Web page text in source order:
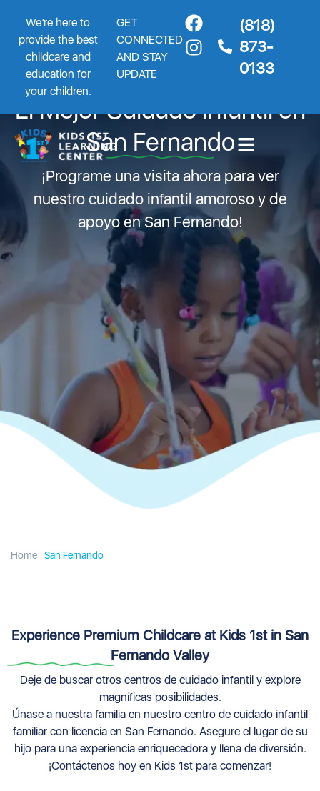
We’re here to
provide the best
childcare and
education for
your children.
GET
CONNECTED
AND STAY
UPDATE
(818)
873-
0133
El Mejor Cuidado Infantil en
San Fernando
¡Programe una visita ahora para ver
nuestro cuidado infantil amoroso y de
apoyo en San Fernando!
Home San Fernando
Experience Premium Childcare at Kids 1st in San
Fernando Valley
Deje de buscar otros centros de cuidado infantil y explore
magníficas posibilidades.
Únase a nuestra familia en nuestro centro de cuidado infantil
familiar con licencia en San Fernando. Asegure el lugar de su
hijo para una experiencia enriquecedora y llena de diversión.
¡Contáctenos hoy en Kids 1st para comenzar!